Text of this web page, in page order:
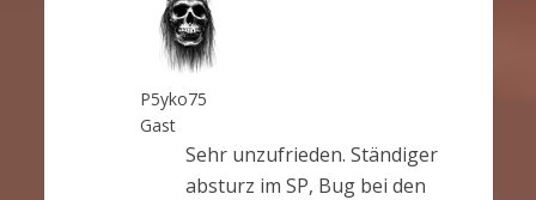
P5yko75
Gast
Sehr unzufrieden. Ständiger
absturz im SP, Bug bei den